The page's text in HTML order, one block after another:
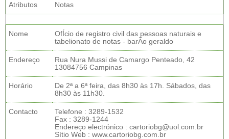
Atributos Notas
Nome
OfÍcio de registro civil das pessoas naturais e
tabelionato de notas - barÃo geraldo
Endereço
Rua Nura Mussi de Camargo Penteado, 42
13084756 Campinas
Horário
De 2ª a 6ª feira, das 8h30 às 17h. Sábados, das
8h30 às 11h30.
Contacto
Telefone : 3289-1532
Fax : 3289-1244
Endereço electrónico : cartoriobg@uol.com.br
Sítio Web : www.cartoriobg.com.br